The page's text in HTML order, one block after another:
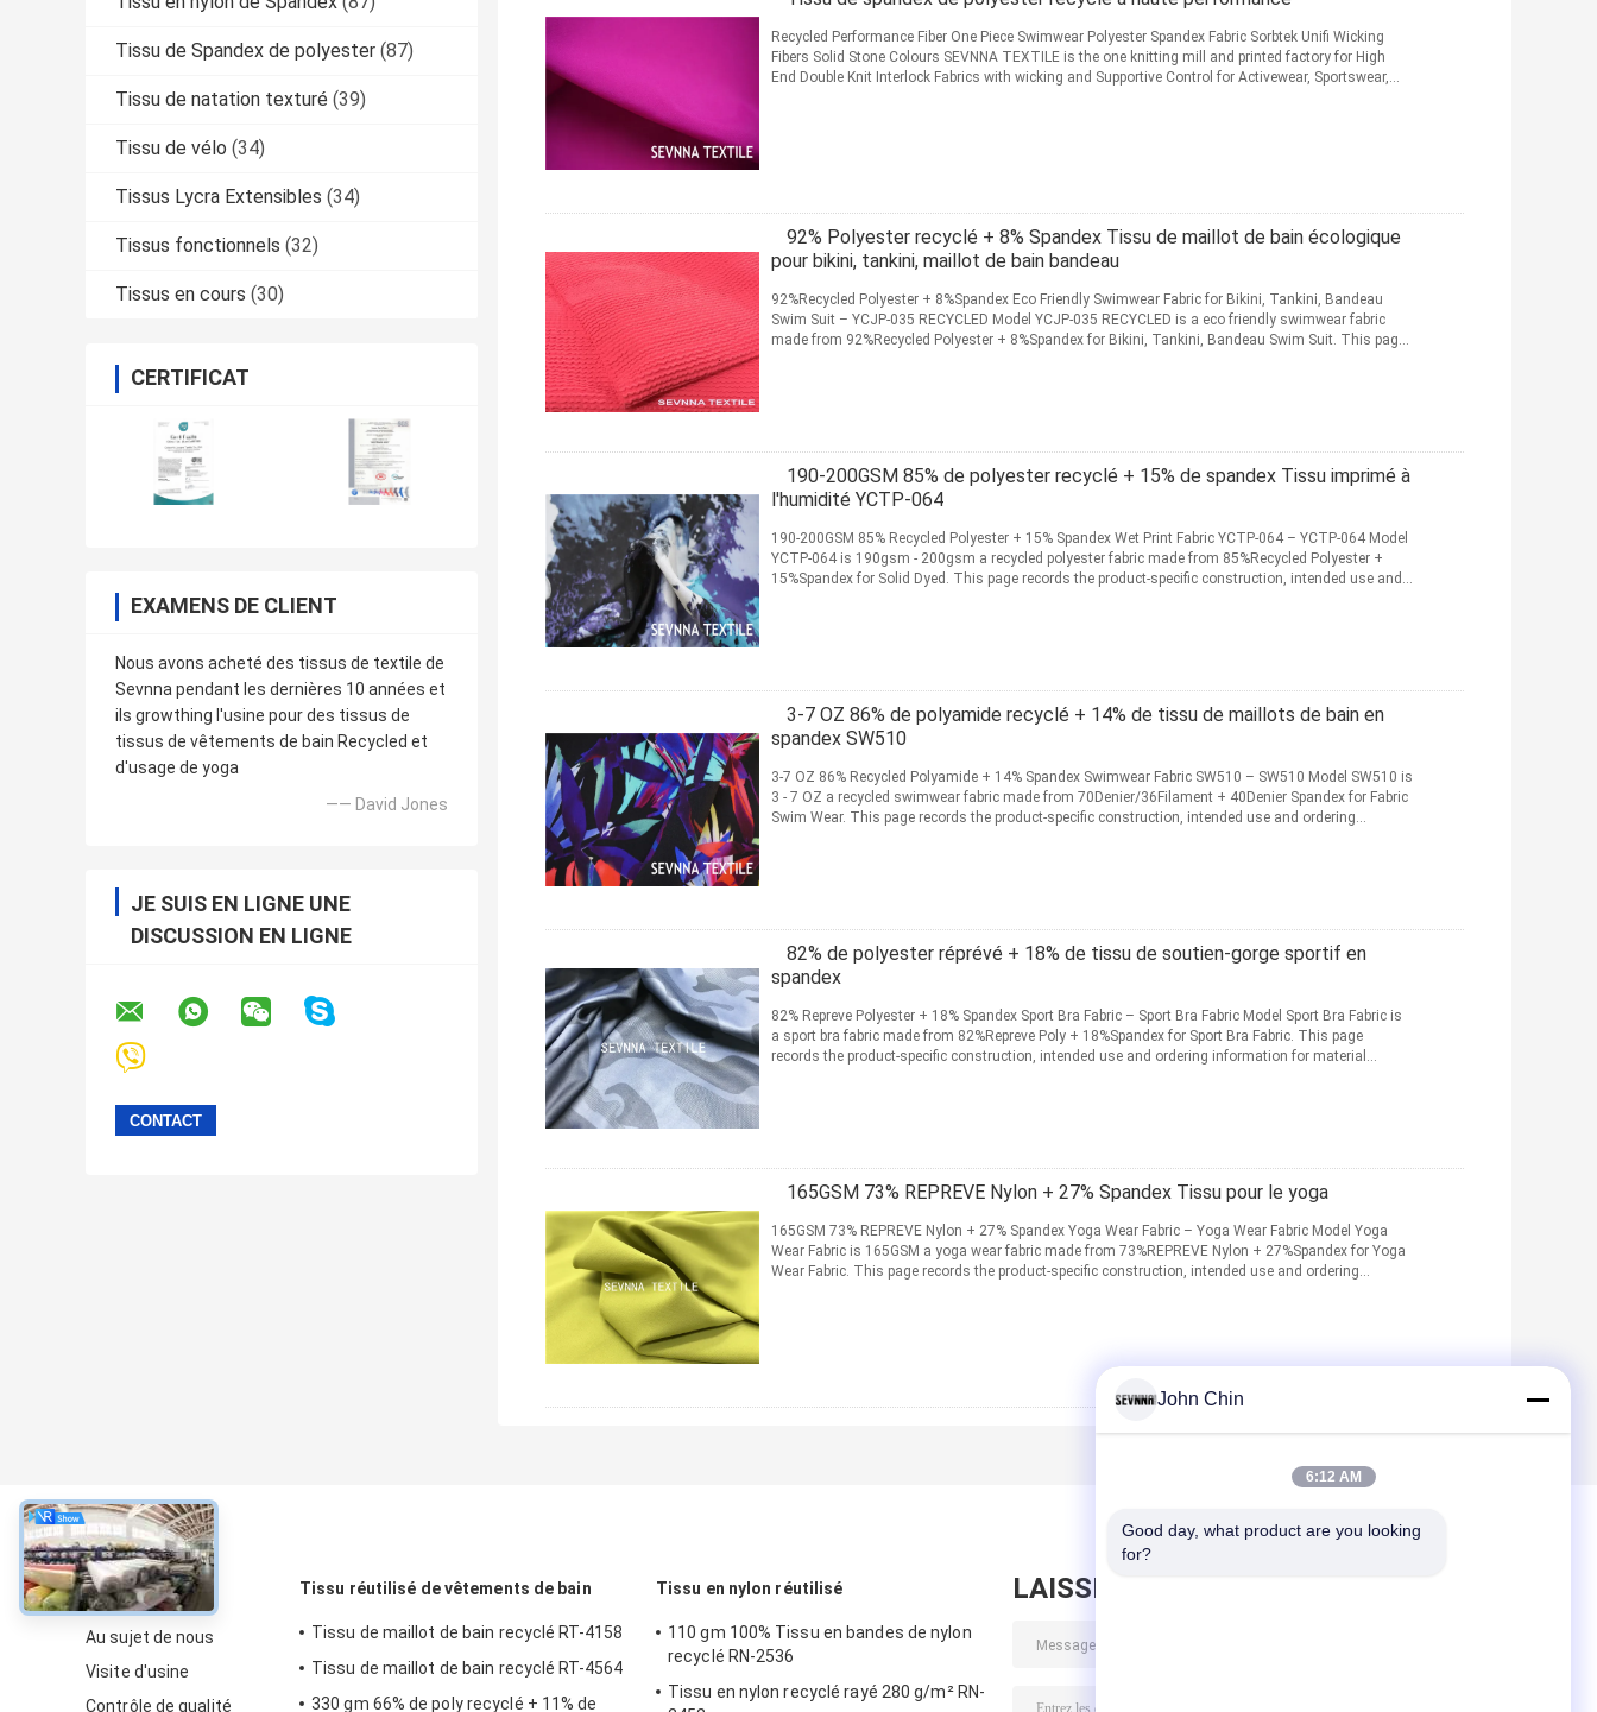
Tissu de Spandex de polyester (87)
Tissu de natation texturé (39)
Tissu de vélo (34)
Tissus Lycra Extensibles (34)
Tissus fonctionnels (32)
Tissus en cours (30)
CERTIFICAT
EXAMENS DE CLIENT
Nous avons acheté des tissus de textile de
Sevnna pendant les dernières 10 années et
ils growthing l'usine pour des tissus de
tissus de vêtements de bain Recycled et
d'usage de yoga
—— David Jones
JE SUIS EN LIGNE UNE
DISCUSSION EN LIGNE
Recycled Performance Fiber One Piece Swimwear Polyester Spandex Fabric Sorbtek Unifi Wicking
Fibers Solid Stone Colours SEVNNA TEXTILE is the one knitting mill and printed factory for High
End Double Knit Interlock Fabrics with wicking and Supportive Control for Activewear, Sportswear,
92% Polyester recyclé + 8% Spandex Tissu de maillot de bain écologique
pour bikini, tankini, maillot de bain bandeau
92%Recycled Polyester + 8%Spandex Eco Friendly Swimwear Fabric for Bikini, Tankini, Bandeau
Swim Suit – YCJP-035 RECYCLED Model YCJP-035 RECYCLED is a eco friendly swimwear fabric
made from 92%Recycled Polyester + 8%Spandex for Bikini, Tankini, Bandeau Swim Suit. This page
190-200GSM 85% de polyester recyclé + 15% de spandex Tissu imprimé à
l'humidité YCTP-064
190-200GSM 85% Recycled Polyester + 15% Spandex Wet Print Fabric YCTP-064 – YCTP-064 Model
YCTP-064 is 190gsm - 200gsm a recycled polyester fabric made from 85%Recycled Polyester +
15%Spandex for Solid Dyed. This page records the product-specific construction, intended use and
3-7 OZ 86% de polyamide recyclé + 14% de tissu de maillots de bain en
spandex SW510
3-7 OZ 86% Recycled Polyamide + 14% Spandex Swimwear Fabric SW510 – SW510 Model SW510 is
3 - 7 OZ a recycled swimwear fabric made from 70Denier/36Filament + 40Denier Spandex for Fabric
Swim Wear. This page records the product-specific construction, intended use and ordering
82% de polyester réprévé + 18% de tissu de soutien-gorge sportif en
spandex
82% Repreve Polyester + 18% Spandex Sport Bra Fabric – Sport Bra Fabric Model Sport Bra Fabric is
a sport bra fabric made from 82%Repreve Poly + 18%Spandex for Sport Bra Fabric. This page
records the product-specific construction, intended use and ordering information for material
165GSM 73% REPREVE Nylon + 27% Spandex Tissu pour le yoga
165GSM 73% REPREVE Nylon + 27% Spandex Yoga Wear Fabric – Yoga Wear Fabric Model Yoga
Wear Fabric is 165GSM a yoga wear fabric made from 73%REPREVE Nylon + 27%Spandex for Yoga
Wear Fabric. This page records the product-specific construction, intended use and ordering
À propos
Au sujet de nous
Visite d'usine
Contrôle de qualité
Tissu réutilisé de vêtements de bain
Tissu de maillot de bain recyclé RT-4158
Tissu de maillot de bain recyclé RT-4564
330 gm 66% de poly recyclé + 11% de
Tissu en nylon réutilisé
110 gm 100% Tissu en bandes de nylon
recyclé RN-2536
Tissu en nylon recyclé rayé 280 g/m² RN-
LAISSEZ UN MESSAGE
John Chin
6:12 AM
Good day, what product are you looking
for?